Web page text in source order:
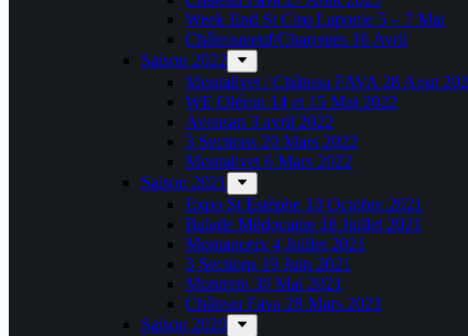
Week End St Cirq Lapopie 5 – 7 Mai
Châteauneuf/Charentes 16 Avril
Saison 2022
Montalivet / Château FAVA 28 Aout
WE Oléron 14 et 15 Mai 2022
Avensan 3 avril 2022
3 Sections 20 Mars 2022
Montalivet 6 Mars 2022
Saison 2021
Expo St Estèphe 10 Octobre 2021
Balade Médocaine 18 Juillet 2021
Montanceix 4 Juillet 2021
3 Sections 19 Juin 2021
Montrem 30 Mai 2021
Château Fava 28 Mars 2021
Saison 2020